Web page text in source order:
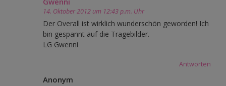
14. Oktober 2012 um 12:43 p.m. Uhr
Der Overall ist wirklich wunderschön geworden! Ich
bin gespannt auf die Tragebilder.
LG Gwenni
Antworten
Anonym